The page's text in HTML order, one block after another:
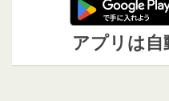
アプリは自